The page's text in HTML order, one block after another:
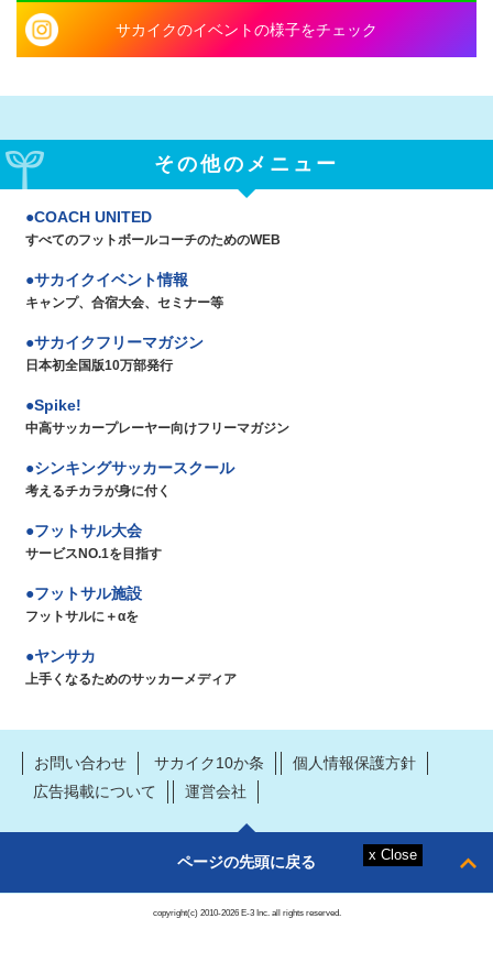
サカイクのイベントの様子をチェック
その他のメニュー
COACH UNITED
すべてのフットボールコーチのためのWEB
サカイクイベント情報
キャンプ、合宿大会、セミナー等
サカイクフリーマガジン
日本初全国版10万部発行
Spike!
中高サッカープレーヤー向けフリーマガジン
シンキングサッカースクール
考えるチカラが身に付く
フットサル大会
サービスNO.1を目指す
フットサル施設
フットサルに＋αを
ヤンサカ
上手くなるためのサッカーメディア
お問い合わせ サカイク10か条
個人情報保護方針
広告掲載について
運営会社
ページの先頭に戻る
copyright(c) 2010-2026 E-3 Inc. all rights reserved.